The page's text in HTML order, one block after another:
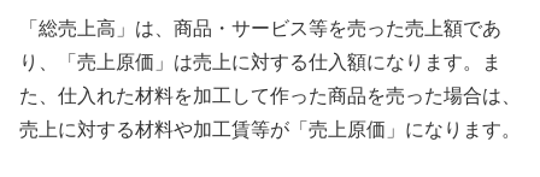
「総売上高」は、商品・サービス等を売った売上額であ
り、「売上原価」は売上に対する仕入額になります。ま
た、仕入れた材料を加工して作った商品を売った場合は、
売上に対する材料や加工賃等が「売上原価」になります。